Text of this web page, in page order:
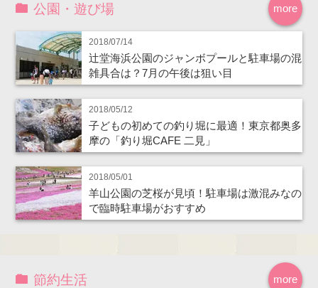
more
公園・遊び場
2018/07/14
辻堂海浜公園のジャンボプールと駐車場の混
雑具合は？7月の午後は狙い目
2018/05/12
子どもの初めての釣り堀に最適！東京都奥多
摩の「釣り堀CAFE 二見」
2018/05/01
羊山公園の芝桜が見頃！駐車場は激混みなの
で臨時駐車場がおすすめ
more
節約生活